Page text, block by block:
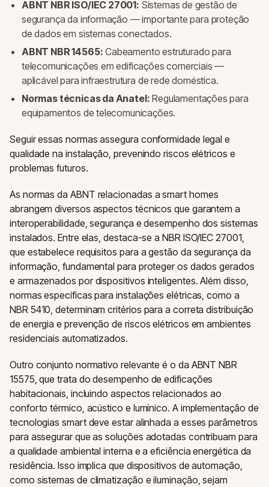
ABNT NBR ISO/IEC 27001: Sistemas de gestão de
segurança da informação — importante para proteção
de dados em sistemas conectados.
ABNT NBR 14565: Cabeamento estruturado para
telecomunicações em edificações comerciais —
aplicável para infraestrutura de rede doméstica.
Normas técnicas da Anatel: Regulamentações para
equipamentos de telecomunicações.
Seguir essas normas assegura conformidade legal e
qualidade na instalação, prevenindo riscos elétricos e
problemas futuros.
As normas da ABNT relacionadas a smart homes
abrangem diversos aspectos técnicos que garantem a
interoperabilidade, segurança e desempenho dos sistemas
instalados. Entre elas, destaca-se a NBR ISO/IEC 27001,
que estabelece requisitos para a gestão da segurança da
informação, fundamental para proteger os dados gerados
e armazenados por dispositivos inteligentes. Além disso,
normas específicas para instalações elétricas, como a
NBR 5410, determinam critérios para a correta distribuição
de energia e prevenção de riscos elétricos em ambientes
residenciais automatizados.
Outro conjunto normativo relevante é o da ABNT NBR
15575, que trata do desempenho de edificações
habitacionais, incluindo aspectos relacionados ao
conforto térmico, acústico e lumínico. A implementação de
tecnologias smart deve estar alinhada a esses parâmetros
para assegurar que as soluções adotadas contribuam para
a qualidade ambiental interna e a eficiência energética da
residência. Isso implica que dispositivos de automação,
como sistemas de climatização e iluminação, sejam